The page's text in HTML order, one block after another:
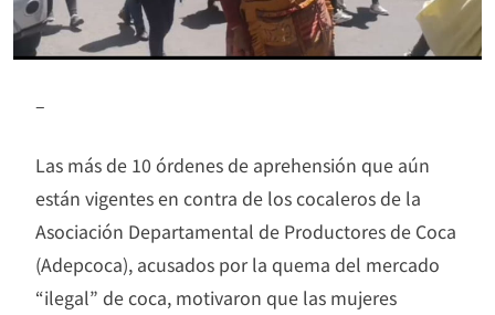
–
Las más de 10 órdenes de aprehensión que aún
están vigentes en contra de los cocaleros de la
Asociación Departamental de Productores de Coca
(Adepcoca), acusados por la quema del mercado
“ilegal” de coca, motivaron que las mujeres